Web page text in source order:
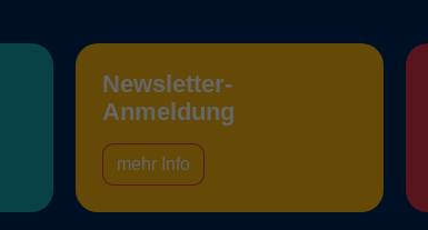
Newsletter-
Anmeldung
mehr Info